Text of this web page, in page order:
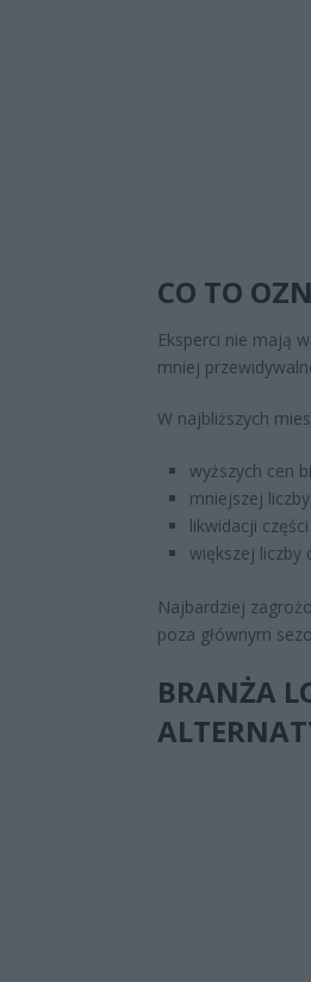
CO TO
Eksperci nie mają
mniej
W najbliższych
wyższych cen
mniejszej
likwidacji
większej liczby
Najbardziej
poza głównym
BRANŻA